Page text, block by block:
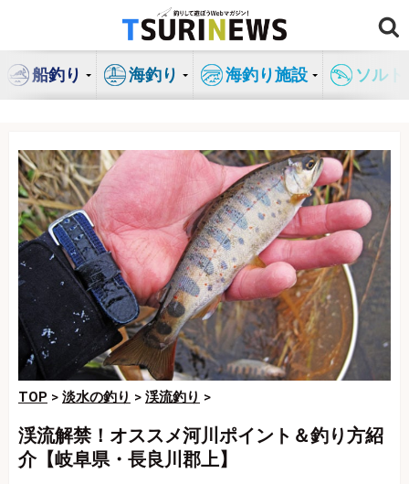
ン
船釣り 海釣り 海釣り施設 ソル
TOP > 淡水の釣り > 渓流釣り >
渓流解禁！オススメ河川ポイント＆釣り方紹
介【岐阜県・長良川郡上】